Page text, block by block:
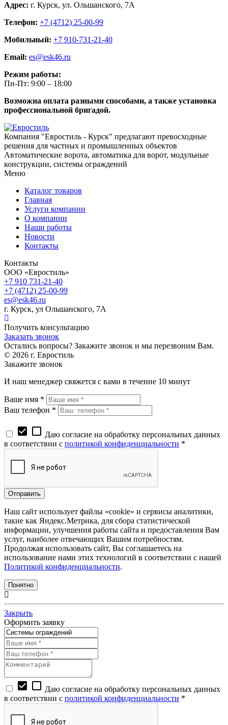
Адрес: г. Курск, ул. Ольшанского, 7А
Телефон: +7 (4712) 25-00-99
Мобильный: +7 910-731-21-40
Email: es@esk46.ru
Режим работы:
Пн-Пт: 9:00 – 18:00
Возможна оплата разными способами, а также установка
профессиональной бригадой.
Компания "Евростиль - Курск" предлагают превосходные
решения для частных и промышленных объектов
Автоматические ворота, автоматика для ворот, модульные
конструкции, системы ограждений
Меню
Каталог товаров
Главная
Услуги компании
О компании
Наши работы
Новости
Контакты
Контакты
ООО «Евростиль»
+7 910 731-21-40
+7 (4712) 25-00-99
es@esk46.ru
г. Курск, ул Ольшанского, 7А
Получить консультацию
Заказать звонок
Остались вопросы? Закажите звонок и мы перезвоним Вам.
© 2026 г. Евростиль
Закажите звонок
И наш менеджер свяжется с вами в течение 10 минут
Ваше имя *
Ваш телефон *
check_box check_box_outline_blank Даю согласие на обработку персональных данных
в соответствии с политикой конфиденциальности *
Наш сайт использует файлы «cookie» и сервисы аналитики,
такие как Яндекс.Метрика, для сбора статистической
информации, улучшения работы сайта и предоставления Вам
услуг, наиболее отвечающих Вашим потребностям.
Продолжая использовать сайт, Вы соглашаетесь на
использование нами этих технологий в соответствии с нашей
Политикой конфиденциальности.
Понятно
Закрыть
Оформить заявку
check_box check_box_outline_blank Даю согласие на обработку персональных данных
в соответствии с политикой конфиденциальности *